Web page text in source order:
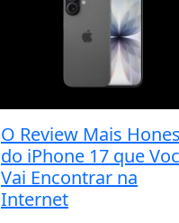
O Review Mais
do iPhone 17 que
Vai Encontrar na
Internet